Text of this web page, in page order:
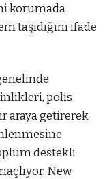
korumada
taşıdığını ifade
polis
araya getirerek
destekli
New